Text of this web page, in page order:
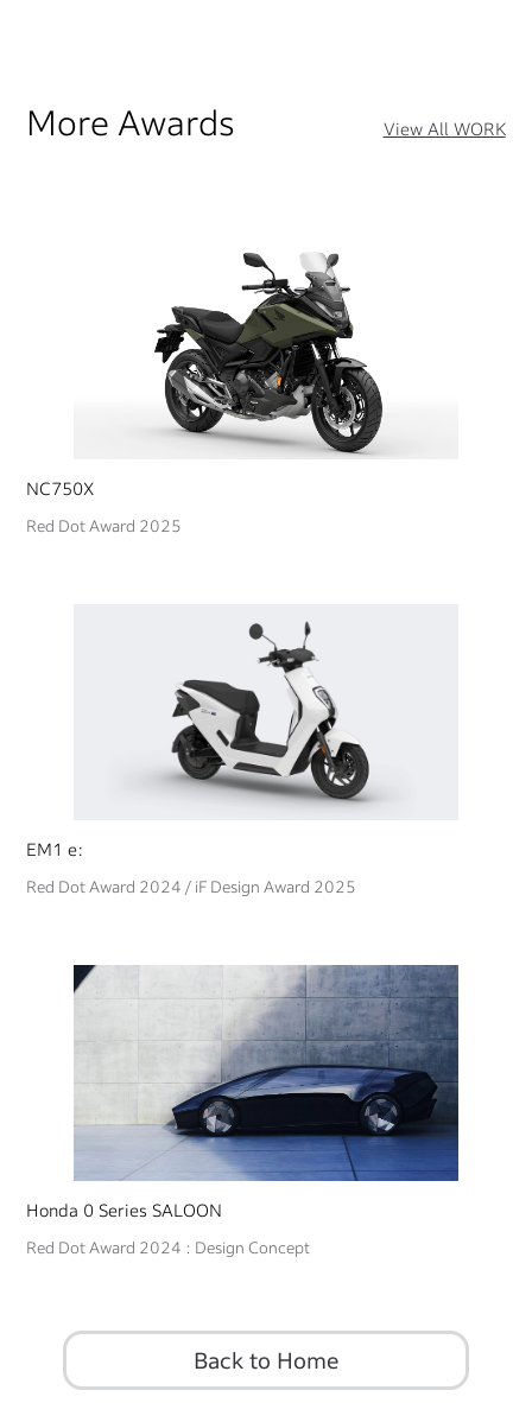
More Awards View All WORK
NC750X
Red Dot Award 2025
EM1 e:
Red Dot Award 2024 / iF Design Award 2025
Honda 0 Series SALOON
Red Dot Award 2024 : Design Concept
Back to Home